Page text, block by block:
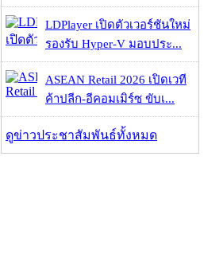
LDPlayer เปิดตัวเวอร์ชันใหม่
รองรับ Hyper-V มอบประ...
ASEAN Retail 2026 เปิดเวที
ค้าปลีก-อีคอมเมิร์ซ ขับเ...
ดูข่าวประชาสัมพันธ์ทั้งหมด